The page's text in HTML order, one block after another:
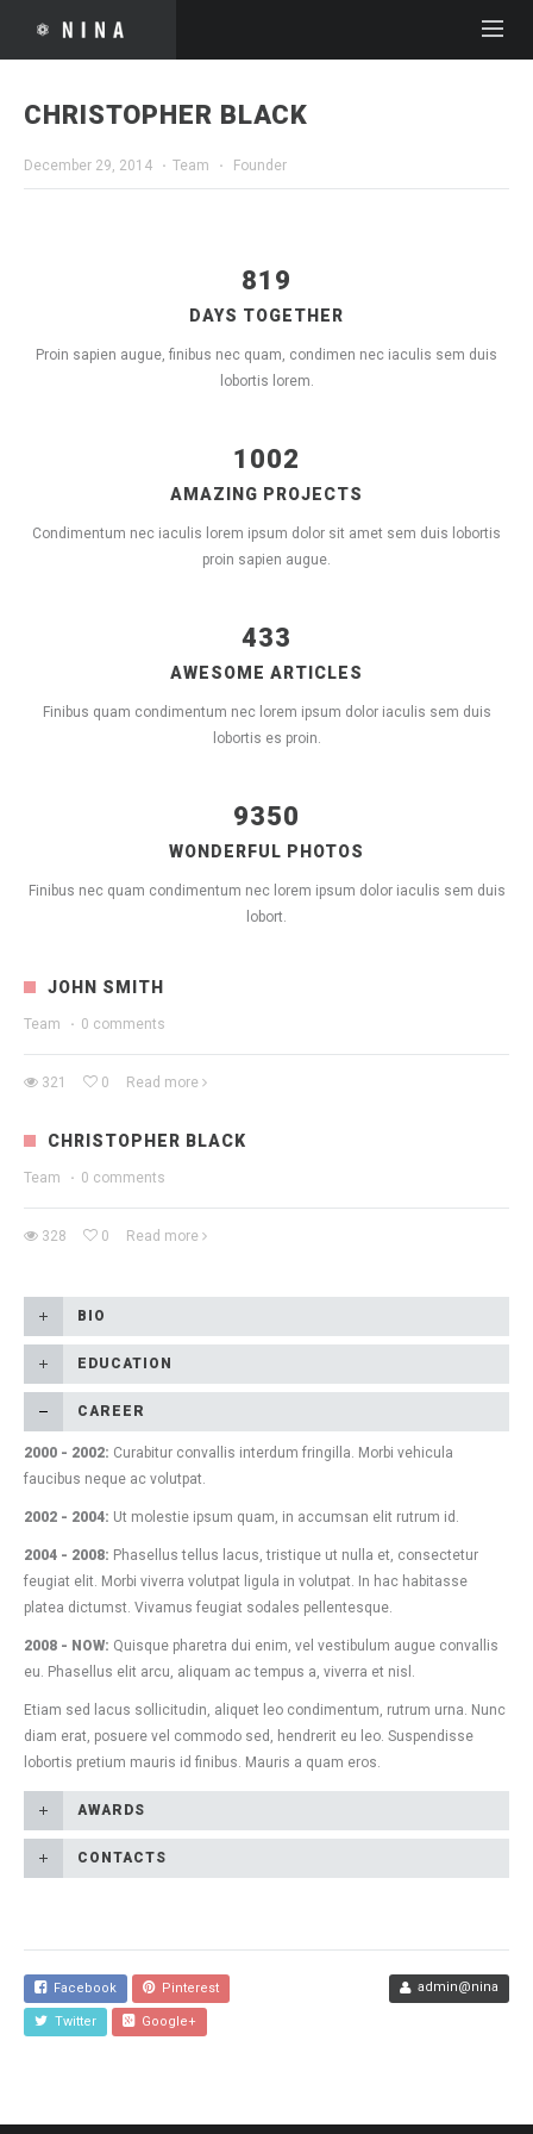
CHRISTOPHER BLACK
December 29, 2014 · Team · Founder
819
DAYS TOGETHER
Proin sapien augue, finibus nec quam, condimen nec iaculis sem duis
lobortis lorem.
1002
AMAZING PROJECTS
Condimentum nec iaculis lorem ipsum dolor sit amet sem duis lobortis
proin sapien augue.
433
AWESOME ARTICLES
Finibus quam condimentum nec lorem ipsum dolor iaculis sem duis
lobortis es proin.
9350
WONDERFUL PHOTOS
Finibus nec quam condimentum nec lorem ipsum dolor iaculis sem duis
lobort.
JOHN SMITH
Team · 0 comments
321 0 Read more
CHRISTOPHER BLACK
Team · 0 comments
328 0 Read more
BIO
EDUCATION
СAREER
2000 - 2002: Curabitur convallis interdum fringilla. Morbi vehicula
faucibus neque ac volutpat.
2002 - 2004: Ut molestie ipsum quam, in accumsan elit rutrum id.
2004 - 2008: Phasellus tellus lacus, tristique ut nulla et, consectetur
feugiat elit. Morbi viverra volutpat ligula in volutpat. In hac habitasse
platea dictumst. Vivamus feugiat sodales pellentesque.
2008 - NOW: Quisque pharetra dui enim, vel vestibulum augue convallis
eu. Phasellus elit arcu, aliquam ac tempus a, viverra et nisl.
Etiam sed lacus sollicitudin, aliquet leo condimentum, rutrum urna. Nunc
diam erat, posuere vel commodo sed, hendrerit eu leo. Suspendisse
lobortis pretium mauris id finibus. Mauris a quam eros.
AWARDS
CONTACTS
Facebook Pinterest
Twitter Google+
admin@nina